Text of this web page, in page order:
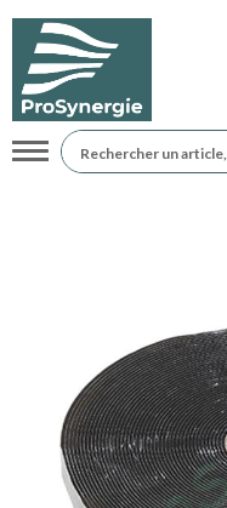
Navigation